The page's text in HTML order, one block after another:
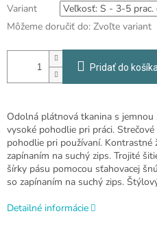
Variant
Môžeme doručiť do: Zvoľte variant
Pridať do
Odolná plátnová tkanina s jemnou
vysoké pohodlie pri práci.
pohodlie pri používaní. Kontrastné
zapínaním na suchý zips. Trojité
šírky pásu pomocou sťahovacej
so zapínaním na suchý zips.
Detailné informácie